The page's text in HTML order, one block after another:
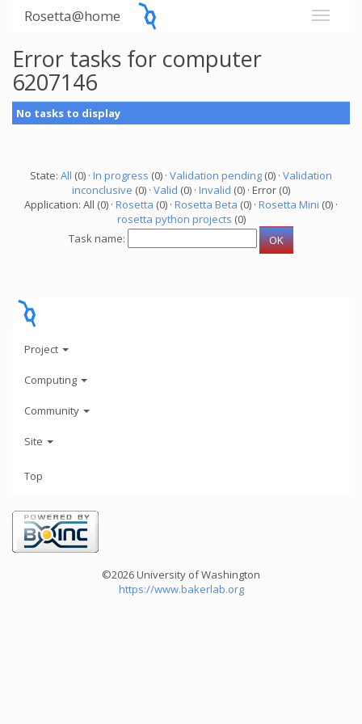
Rosetta@home
Error tasks for computer
6207146
No tasks to display
State: All (0) · In progress (0) · Validation pending (0) · Validation
inconclusive (0) · Valid (0) · Invalid (0) · Error (0)
Application: All (0) · Rosetta (0) · Rosetta Beta (0) · Rosetta Mini (0) ·
rosetta python projects (0)
Task name:
Project
Computing
Community
Site
Top
©2026 University of Washington
https://www.bakerlab.org